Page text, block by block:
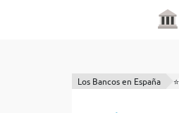
Los Bancos en España